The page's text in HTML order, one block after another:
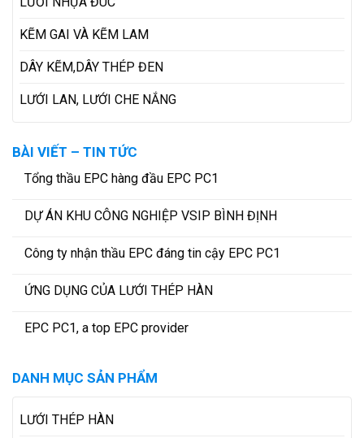
KẼM GAI VÀ KẼM LAM
DÂY KẼM,DÂY THÉP ĐEN
LƯỚI LAN, LƯỚI CHE NẮNG
BÀI VIẾT – TIN TỨC
Tổng thầu EPC hàng đầu EPC PC1
DỰ ÁN KHU CÔNG NGHIỆP VSIP BÌNH ĐỊNH
Công ty nhận thầu EPC đáng tin cậy EPC PC1
ỨNG DỤNG CỦA LƯỚI THÉP HÀN
EPC PC1, a top EPC provider
DANH MỤC SẢN PHẨM
LƯỚI THÉP HÀN